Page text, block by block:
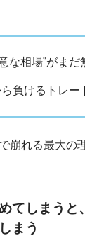
な相場”がまだ
ら負けるトレー
崩れる最大の
てしまうと
まう